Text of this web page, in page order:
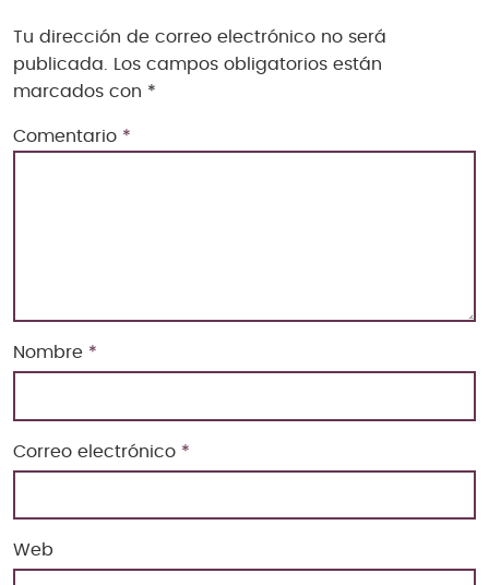
Tu dirección de correo electrónico no será
publicada.
Los campos obligatorios están
marcados con *
Comentario *
Nombre *
Correo electrónico *
Web